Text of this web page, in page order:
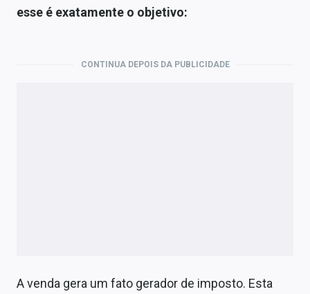
esse é exatamente o objetivo:
CONTINUA DEPOIS DA PUBLICIDADE
A venda gera um fato gerador de imposto. Esta